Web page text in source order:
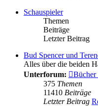
Schauspieler
Themen
Beiträge
Letzter Beitrag
Bud Spencer und
Alles über die beiden
Unterforum:
Bücher
375 Themen
11410 Beiträge
Letzter Beitrag